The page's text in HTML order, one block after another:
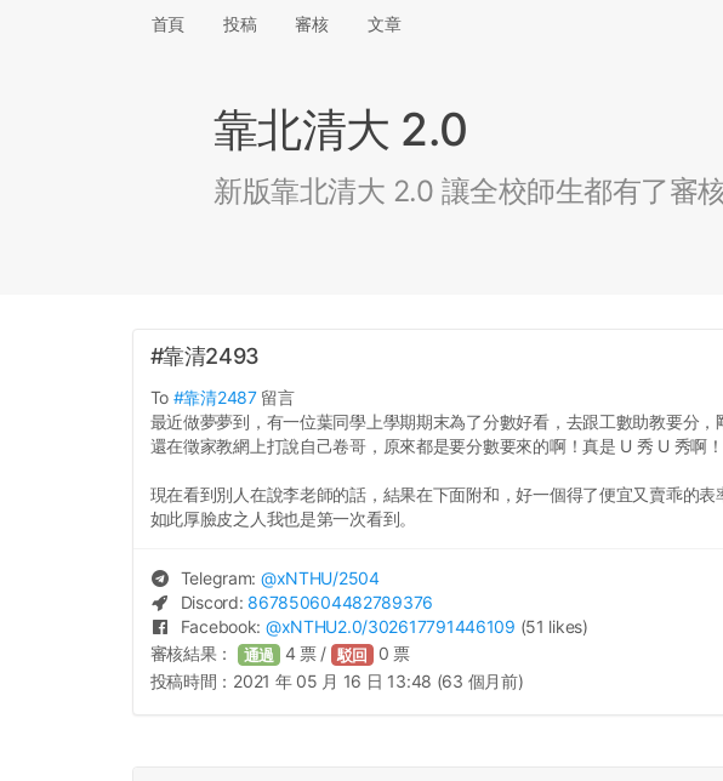
首頁 投稿 審核 文章
靠北清大 2.0
新版靠北清大 2.0 讓全校師生都有了審
#靠清2493
To #靠清2487留言
最近做夢夢到，有一位葉同學上學期期末為了分數好看，去跟工數助教要分
還在徵家教網上打說自己卷哥，原來都是要分數要來的啊！真是 U 秀 U 秀啊！
現在看到別人在說李老師的話，結果在下面附和，好一個得了便宜又賣乖的表
如此厚臉皮之人我也是第一次看到。
Telegram: @xNTHU/2504
Discord: 867850604482789376
Facebook: @xNTHU2.0/302617791446109 (51 likes)
審核結果： 通過 4票 / 駁回 0 票
投稿時間： 2021 年 05 月 16 日 13:48 (63 個月前)